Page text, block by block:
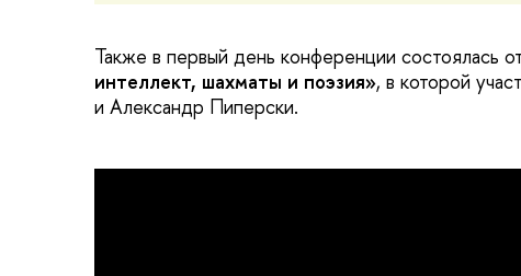
Также в первый день конференции состоялась
интеллект, шахматы и поэзия», в которой
и Александр Пиперски.